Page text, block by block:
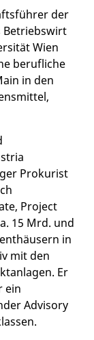
der
Betriebswirt
Wien
berufliche
in den
Prokurist
Project
15 Mrd. und
in
mit den
Er
ein
Advisory